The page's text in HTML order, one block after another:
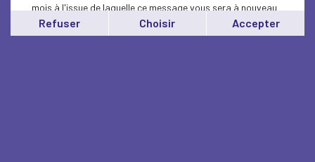
mois à l'issue de laquelle ce message vous sera à nouveau
affiché..
Vous pouvez modifier votre choix à tout moment en
Refuser Choisir Accepter